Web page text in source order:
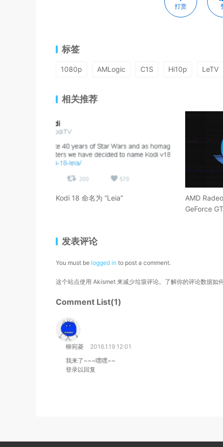
打赏
标签
1080p AMLogic C1S Hi10p LeTV
相关推荐
Kodi 18 命名为 “Leia”
AMD
GeForce
发表评论
You must be logged in to post a comment.
这个站点使用 Akismet 来减少垃圾评论。 了解你的评论数据如
Comment List(1)
柳宛菱
2016.1.19 12:01
我来了~~~嘿嘿~~
登录以回复